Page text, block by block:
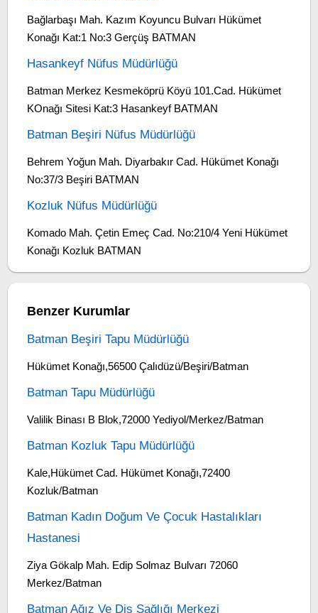
Bağlarbaşı Mah. Kazım Koyuncu Bulvarı Hükümet
Konağı Kat:1 No:3 Gerçüş BATMAN
Hasankeyf Nüfus Müdürlüğü
Batman Merkez Kesmeköprü Köyü 101.Cad. Hükümet
KOnağı Sitesi Kat:3 Hasankeyf BATMAN
Batman Beşiri Nüfus Müdürlüğü
Behrem Yoğun Mah. Diyarbakır Cad. Hükümet Konağı
No:37/3 Beşiri BATMAN
Kozluk Nüfus Müdürlüğü
Komado Mah. Çetin Emeç Cad. No:210/4 Yeni Hükümet
Konağı Kozluk BATMAN
Benzer Kurumlar
Batman Beşiri Tapu Müdürlüğü
Hükümet Konağı,56500 Çalıdüzü/Beşiri/Batman
Batman Tapu Müdürlüğü
Valilik Binası B Blok,72000 Yediyol/Merkez/Batman
Batman Kozluk Tapu Müdürlüğü
Kale,Hükümet Cad. Hükümet Konağı,72400
Kozluk/Batman
Batman Kadın Doğum Ve Çocuk Hastalıkları
Hastanesi
Ziya Gökalp Mah. Edip Solmaz Bulvarı 72060
Merkez/Batman
Batman Ağız Ve Diş Sağlığı Merkezi